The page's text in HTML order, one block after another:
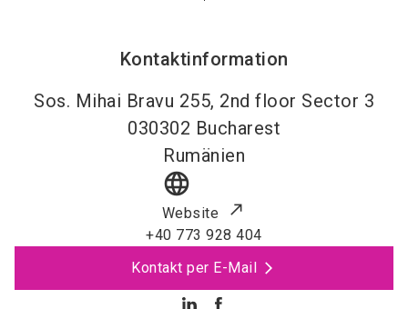
Kontaktinformation
Sos. Mihai Bravu 255, 2nd floor Sector 3
030302 Bucharest
Rumänien
language
Website
+40 773 928 404
Kontakt per E-Mail